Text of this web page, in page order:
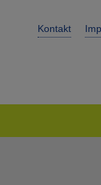
Kontakt